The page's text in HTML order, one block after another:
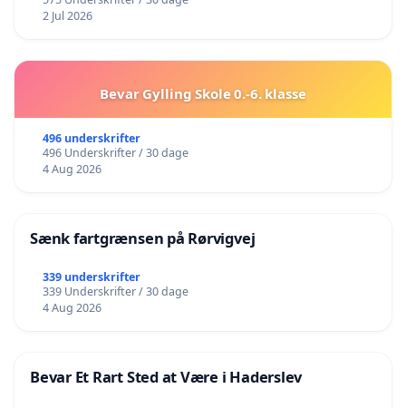
2 Jul 2026
Bevar Gylling Skole 0.-6. klasse
496 underskrifter
496 Underskrifter / 30 dage
4 Aug 2026
Sænk fartgrænsen på Rørvigvej
339 underskrifter
339 Underskrifter / 30 dage
4 Aug 2026
Bevar Et Rart Sted at Være i Haderslev